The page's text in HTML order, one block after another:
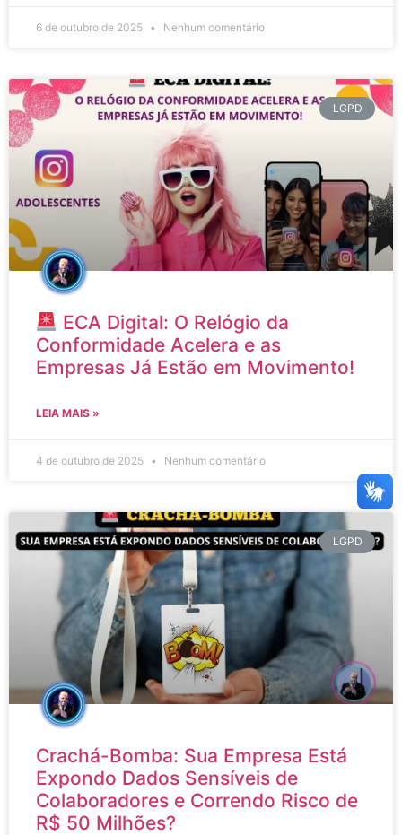
6 de outubro de 2025 Nenhum comentário
LGPD
ECA Digital: O Relógio da
Conformidade Acelera e as
Empresas Já Estão em Movimento!
LEIA MAIS »
4 de outubro de 2025 Nenhum comentário
LGPD
Crachá-Bomba: Sua Empresa Está
Expondo Dados Sensíveis de
Colaboradores e Correndo Risco de
R$ 50 Milhões?